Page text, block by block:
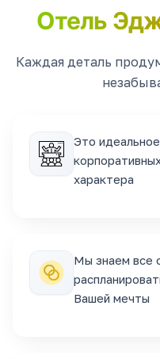
Отель
Каждая деталь
Это
характера
Мы знаем все
Вашей мечты